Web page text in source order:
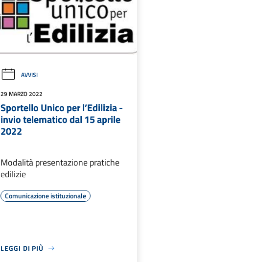
AVVISI
29 MARZO 2022
Sportello Unico per l’Edilizia -
invio telematico dal 15 aprile
2022
Modalità presentazione pratiche
edilizie
Comunicazione istituzionale
LEGGI DI PIÙ